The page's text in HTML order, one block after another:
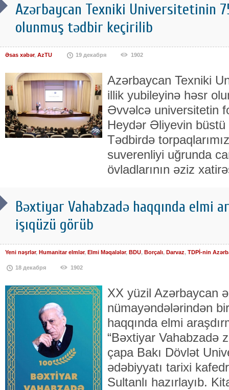
Azərbaycan Texniki Universitetinin
olunmuş tədbir keçirilib
Əsas xəbər, AzTU 19 декабря 1902
Azərbaycan Texniki
illik yubileyinə həsr
Əvvəlcə universitetin
Heydər Əliyevin
Tədbirdə
suverenliyi uğrunda
övladlarının əziz
Bəxtiyar Vahabzadə haqqında elmi
işıqüzü görüb
Yeni nəşrlər, Humanitar elmlər, Elmi Məqalələr, BDU, Borçalı, Darvaz, TDPİ-nin
18 декабря 1902
XX yüzil Azərbaycan
nümayəndələrindən
haqqında elmi
“Bəxtiyar Vahabzadə
çapa Bakı Dövlət
ədəbiyyatı tarixi
Sultanlı hazırlayıb.